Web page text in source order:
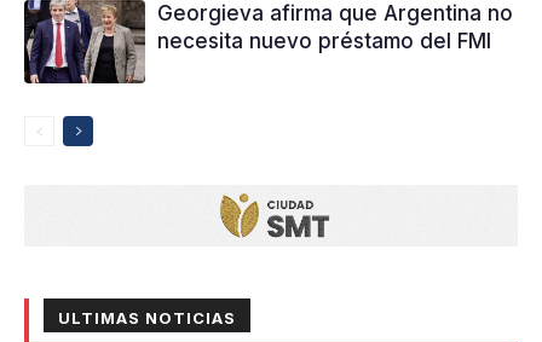
Georgieva afirma que Argentina no
necesita nuevo préstamo del FMI
ULTIMAS NOTICIAS